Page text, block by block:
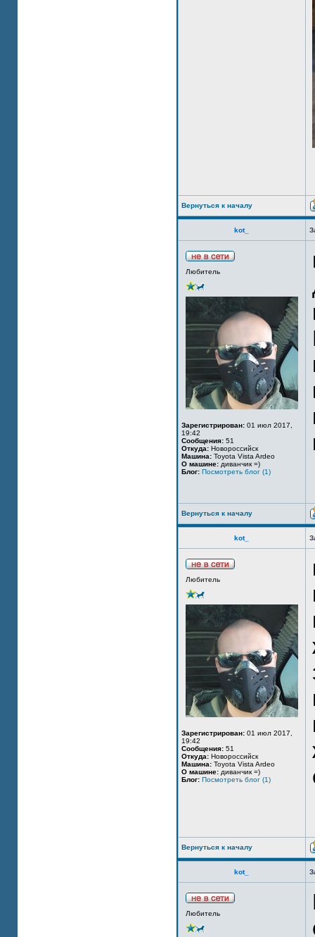
Вернуться к началу
kot_
Любитель
Зарегистрирован: 01 июл 2017,
19:42
Сообщения: 51
Откуда: Новороссийск
Машина: Toyota Vista Ardeo
О машине: диванчик =)
Блог: Посмотреть блог (1)
Вернуться к началу
kot_
Любитель
Зарегистрирован: 01 июл 2017,
19:42
Сообщения: 51
Откуда: Новороссийск
Машина: Toyota Vista Ardeo
О машине: диванчик =)
Блог: Посмотреть блог (1)
Вернуться к началу
kot_
Любитель